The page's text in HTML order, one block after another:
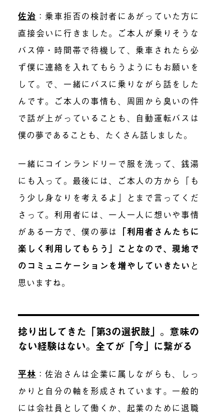
佐治 ：乗車拒否の検討者にあがっていた方に
直接会いに行きました。ご本人が乗りそうな
バス停・時間帯で待機して、乗車されたら必
ず僕に連絡を入れてもらうようにもお願いを
して。で、一緒にバスに乗りながら話をした
んです。ご本人の事情も、周囲から臭いの件
で話が上がっていることも、自動運転バスは
僕の夢であることも、たくさん話しました。
一緒にコインランドリーで服を洗って、銭湯
にも入って。最後には、ご本人の方から「も
う少し身なりを考えるよ」とまで言ってくだ
さって。利用者には、一人一人に想いや事情
がある一方で、僕の夢は 「利用者さんたちに
楽しく利用してもらう」ことなので、現地で
のコミュニケーションを増やしていきたい と
思いますね。
捻り出してきた「第3の選択肢」。意味の
ない経験はない。全てが「今」に繋がる
平林 ：佐治さんは企業に属しながらも、しっ
かりと自分の軸を形成されています。一般的
には会社員として働くか、起業のために退職